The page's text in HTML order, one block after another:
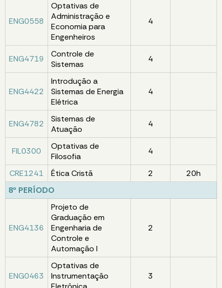
ENG0558
Optativas de
Administração e
Economia para
Engenheiros
4
ENG4719
Controle de
Sistemas
4
ENG4422
Introdução a
Sistemas de Energia
Elétrica
4
ENG4782
Sistemas de
Atuação
4
FIL0300
Optativas de
Filosofia
4
CRE1241 Ética Cristã 2
20h
8º PERÍODO
ENG4136
Projeto de
Graduação em
Engenharia de
Controle e
Automação I
2
ENG0463
Optativas de
Instrumentação
3